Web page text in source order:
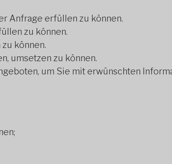
Anfrage erfüllen zu können.
zu können.
können.
umsetzen zu können.
um Sie mit erwünschten